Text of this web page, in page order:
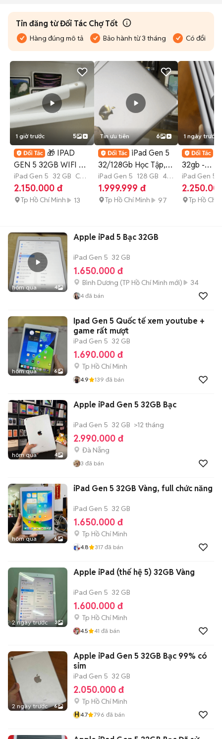
Tin đăng từ Đối Tác Chợ Tốt
Hàng đúng mô tả Bảo hành từ 3 tháng Có đổi trả
1 giờ trước 5
🎁 IPAD
GEN 5 32GB WIFI 4G
ZIN ALL 100% PIN
9X
iPad Gen 5 32 GB Còn
bảo hành
2.150.000 đ
Tp Hồ Chí Minh 13
Tin ưu tiên 6
iPad Gen 5
32/128Gb Học Tập,
Giải Trí Siêu Rẻeee🔥
iPad Gen 5 128 GB 4-6
tháng
1.999.999 đ
Tp Hồ Chí Minh 97
1 ngày trước
32gb -
zin. bh
iPad Gen 5
tháng
Tp Hồ Chí
hôm qua 4
Apple iPad 5 Bạc 32GB
iPad Gen 5 32 GB
1.650.000 đ
Bình Dương (TP Hồ Chí Minh mới) 34
4 đã bán
hôm qua 6
Ipad Gen 5 Quốc tế xem youtube +
game rất mượt
iPad Gen 5 32 GB
1.690.000 đ
Tp Hồ Chí Minh
4.9 139 đã bán
hôm qua 4
Apple iPad Gen 5 32GB Bạc
iPad Gen 5 32 GB >12 tháng
2.990.000 đ
Đà Nẵng
3 đã bán
hôm qua 6
iPad Gen 5 32GB Vàng, full chức năng
iPad Gen 5 32 GB
1.650.000 đ
Tp Hồ Chí Minh
4.8 317 đã bán
2 ngày trước 3
Apple iPad (thế hệ 5) 32GB Vàng
iPad Gen 5 32 GB
1.600.000 đ
Tp Hồ Chí Minh
4.5 41 đã bán
2 ngày trước 6
Apple iPad Gen 5 32GB Bạc 99% có
sim
iPad Gen 5 32 GB
2.050.000 đ
Tp Hồ Chí Minh
H4.7 796 đã bán